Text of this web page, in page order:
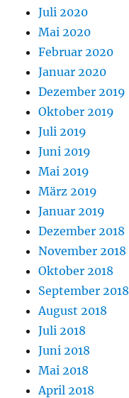
Juli 2020
Mai 2020
Februar 2020
Januar 2020
Dezember 2019
Oktober 2019
Juli 2019
Juni 2019
Mai 2019
März 2019
Januar 2019
Dezember 2018
November 2018
Oktober 2018
September 2018
August 2018
Juli 2018
Juni 2018
Mai 2018
April 2018